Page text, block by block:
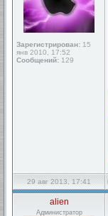
Зарегистрирован: 15
янв 2010, 17:52
Сообщений: 129
29 авг 2013, 17:41
alien
Администратор